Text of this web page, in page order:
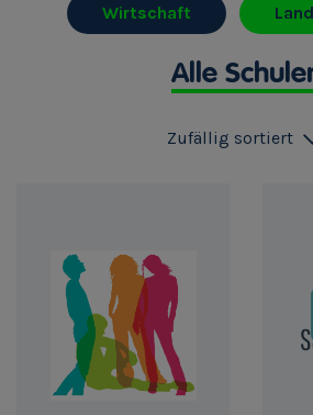
Wirtschaft
Alle
Zufällig sortiert